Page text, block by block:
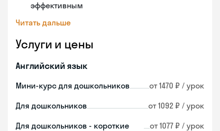
эффективным
Читать дальше
Услуги и цены
Английский язык
Мини-курс для дошкольников от 1470 ₽ / урок
Для дошкольников от 1092 ₽ / урок
Для дошкольников - короткие
от 1077 ₽ / урок